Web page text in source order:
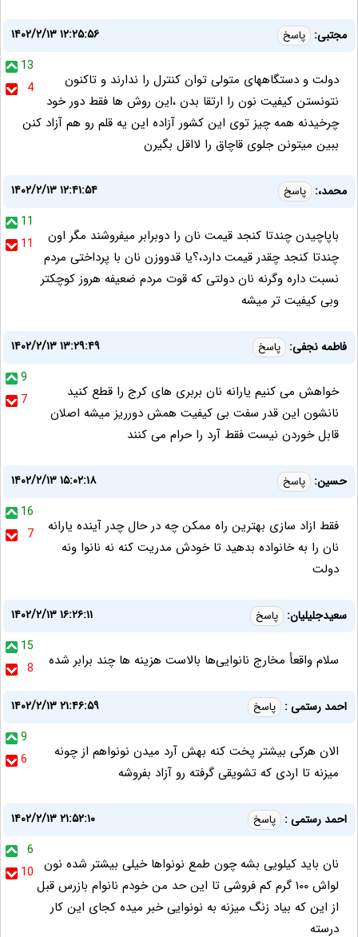
مجتبی: پاسخ
۱۴۰۲/۲/۱۳ ۱۲:۲۵:۵۶
13
4
دولت و دستگاههای متولی توان کنترل را ندارند و تاکنون
نتونستن کیفیت نون را ارتقا بدن ،این روش ها فقط دور خود
چرخیدنه همه چیز توی این کشور آزاده این یه قلم رو هم آزاد کنن
ببین میتونن جلوی قاچاق را لااقل بگیرن
محمد،: پاسخ
۱۴۰۲/۲/۱۳ ۱۲:۴۱:۵۴
11
11
باپاچیدن چندتا کنجد قیمت نان را دوبرابر میفروشند مگر اون
چندتا کنجد چقدر قیمت دارد،؟یا قدووزن نان با پرداختی مردم
نسبت داره وگرنه نان دولتی که قوت مردم ضعیفه هروز کوچکتر
وبی کیفیت تر میشه
فاطمه نجفی: پاسخ
۱۴۰۲/۲/۱۳ ۱۳:۲۹:۴۹
9
7
خواهش می کنیم یارانه نان بربری های کرج را قطع کنید
نانشون این قدر سفت بی کیفیت همش دورریز میشه اصلان
قابل خوردن نیست فقط آرد را حرام می کنند
حسین: پاسخ
۱۴۰۲/۲/۱۳ ۱۵:۰۲:۱۸
16
7
فقط ازاد سازی بهترین راه ممکن چه در حال چدر آینده یارانه
نان را به خانواده بدهید تا خودش مدریت کنه نه نانوا ونه
دولت
سعیدجلیلیان: پاسخ
۱۴۰۲/۲/۱۳ ۱۶:۲۶:۱۱
15
8
سلام واقعأ مخارج نانوایی‌ها بالاست هزینه ها چند برابر شده
احمد رستمی : پاسخ
۱۴۰۲/۲/۱۳ ۲۱:۴۶:۵۹
9
6
الان هرکی بیشتر پخت کنه بهش آرد میدن نونواهم از چونه
میزنه تا اردی که تشویقی گرفته رو آزاد بفروشه
احمد رستمی : پاسخ
۱۴۰۲/۲/۱۳ ۲۱:۵۲:۱۰
6
10
نان باید کیلویی بشه چون طمع نونواها خیلی بیشتر شده نون
لواش ۱۰۰ گرم کم فروشی تا این حد من خودم نانوام بازرس قبل
از این که بیاد زنگ میزنه به نونوایی خبر میده کجای این کار
درسته